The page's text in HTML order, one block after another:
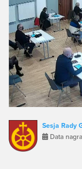
Sesja Rady
Data